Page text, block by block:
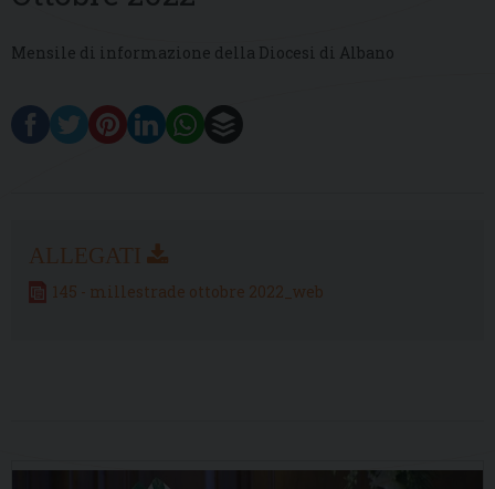
Mensile di informazione della Diocesi di Albano
145 - millestrade ottobre 2022_web